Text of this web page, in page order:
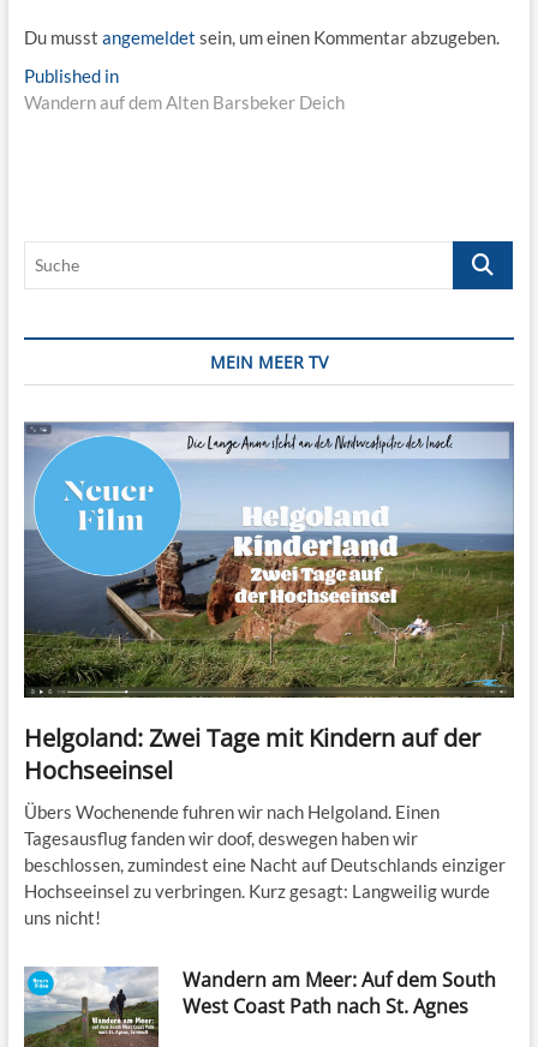
Du musst angemeldet sein, um einen Kommentar abzugeben.
Beitragsnavigation
Published in
Wandern auf dem Alten Barsbeker Deich
Suche
MEIN MEER TV
Helgoland: Zwei Tage mit Kindern auf der
Hochseeinsel
Übers Wochenende fuhren wir nach Helgoland. Einen
Tagesausflug fanden wir doof, deswegen haben wir
beschlossen, zumindest eine Nacht auf Deutschlands einziger
Hochseeinsel zu verbringen. Kurz gesagt: Langweilig wurde
uns nicht!
Wandern am Meer: Auf dem South
West Coast Path nach St. Agnes